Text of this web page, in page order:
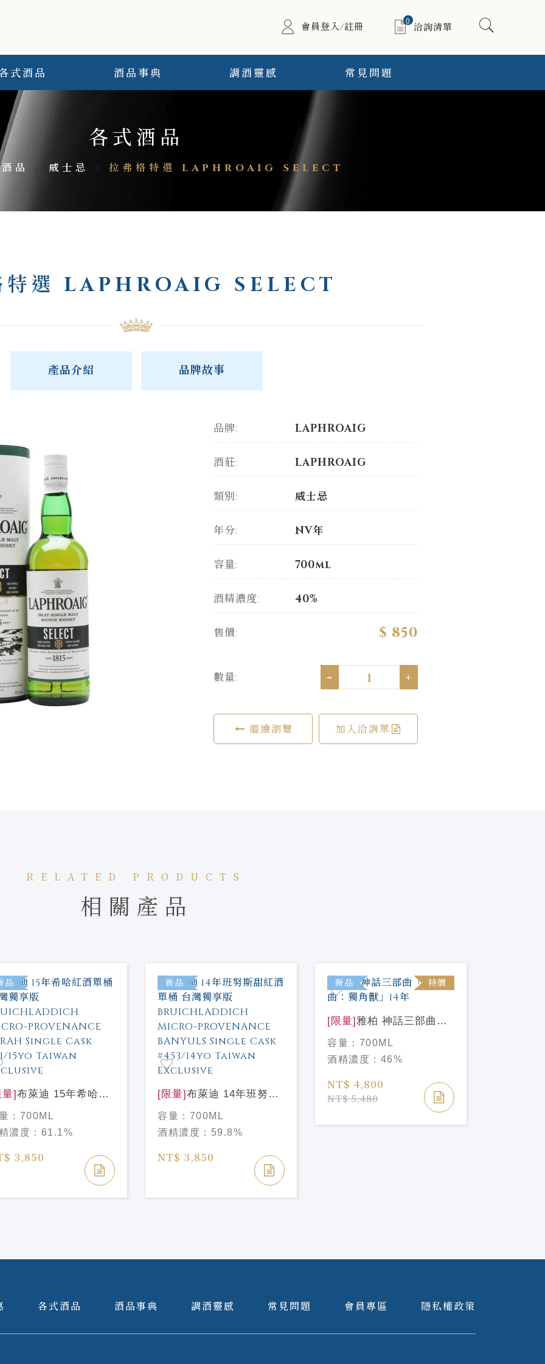
會員登入/註冊 0
洽詢清單
式酒品 酒品事典 調酒靈感 常見問題
各式酒品
品 / 威士忌 / 拉弗格特選 LAPHROAIG SELECT
特選 LAPHROAIG SELECT
產品介紹 品牌故事
品牌: LAPHROAIG
酒莊: LAPHROAIG
類別: 威士忌
年分: NV年
容量: 700ml
酒精濃度: 40%
售價: $ 850
數量: - +
繼續瀏覽 加入洽詢單
RELATED PRODUCTS
相關產品
品
] 布萊迪 15年希哈紅
桶 台灣獨享版
PROVENANCE
Single Cask
： 700ML
濃度： 61.1%
3,850
新品
[限量] 布萊迪 14年班努斯
甜紅酒單桶 台灣獨享版
BRUICHLADDICH
MICRO-PROVENANCE
BANYULS Single Cask
容量： 700ML
酒精濃度： 59.8%
NT$ 3,850
新品 特價
[限量] 雅柏 神話三部曲
「二部曲：獨角獸」14年
容量： 700ML
酒精濃度： 46%
NT$ 4,800
NT$ 5,480
各式酒品 酒品事典 調酒靈感 常見問題 會員專區 隱私權政策